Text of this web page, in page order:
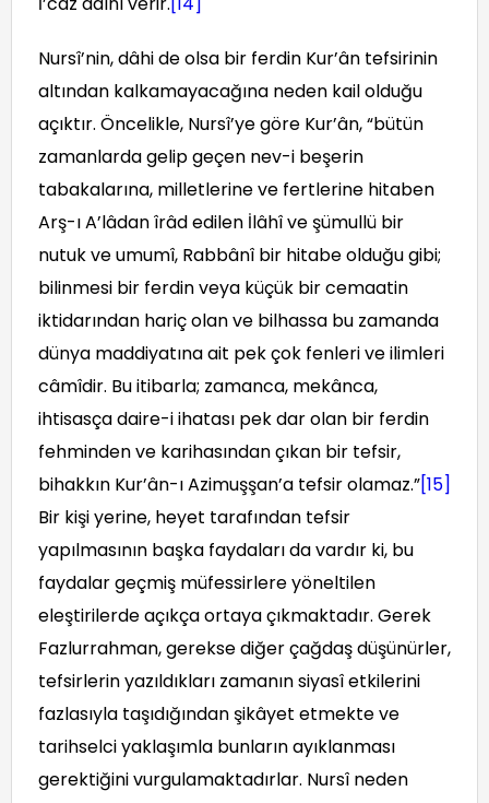
Nursî’nin, dâhi de olsa bir ferdin Kur’ân tefsirinin
altından kalkamayacağına neden kail olduğu
açıktır. Öncelikle, Nursî’ye göre Kur’ân, “bütün
zamanlarda gelip geçen nev-i beşerin
tabakalarına, milletlerine ve fertlerine hitaben
Arş-ı A’lâdan îrâd edilen İlâhî ve şümullü bir
nutuk ve umumî, Rabbânî bir hitabe olduğu gibi;
bilinmesi bir ferdin veya küçük bir cemaatin
iktidarından hariç olan ve bilhassa bu zamanda
dünya maddiyatına ait pek çok fenleri ve ilimleri
câmîdir. Bu itibarla; zamanca, mekânca,
ihtisasça daire-i ihatası pek dar olan bir ferdin
fehminden ve karihasından çıkan bir tefsir,
bihakkın Kur’ân-ı Azimuşşan’a tefsir olamaz.”[15]
Bir kişi yerine, heyet tarafından tefsir
yapılmasının başka faydaları da vardır ki, bu
faydalar geçmiş müfessirlere yöneltilen
eleştirilerde açıkça ortaya çıkmaktadır. Gerek
Fazlurrahman, gerekse diğer çağdaş düşünürler,
tefsirlerin yazıldıkları zamanın siyasî etkilerini
fazlasıyla taşıdığından şikâyet etmekte ve
tarihselci yaklaşımla bunların ayıklanması
gerektiğini vurgulamaktadırlar. Nursî neden